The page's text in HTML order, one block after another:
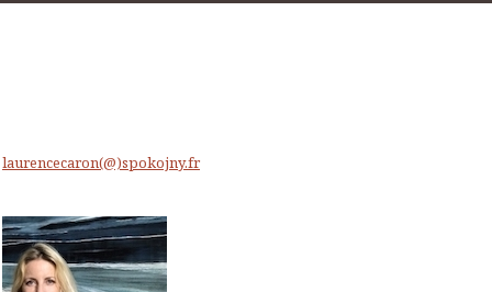
laurencecaron(@)spokojny.fr